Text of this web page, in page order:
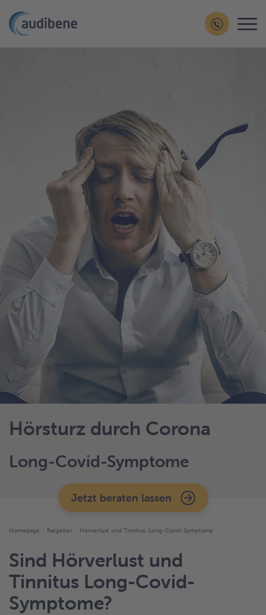
Hörsturz durch Corona
Long-Covid-Symptome
Jetzt beraten lassen
Homepage Ratgeber Hörverlust und Tinnitus: Long-Covid-Symptome
Sind Hörverlust und
Tinnitus Long-Covid-
Symptome?